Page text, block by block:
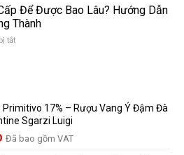
Dễ
Hiểu
Người
khác
nhau
và
vì
lựa
chọn
đáng
en
Bouteille
au
Château
nhãn
rượu
vang
Để Được Bao Lâu? Hướng Dẫn
Thành
tắtở
Được
Bao
Lâu?
Hướng
17% – Rượu Vang Ý Đậm Đà
Sgarzi Luigi
Giá
Đã bao gồm VAT